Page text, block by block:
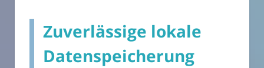
Zuverlässige lokale
Datenspeicherung